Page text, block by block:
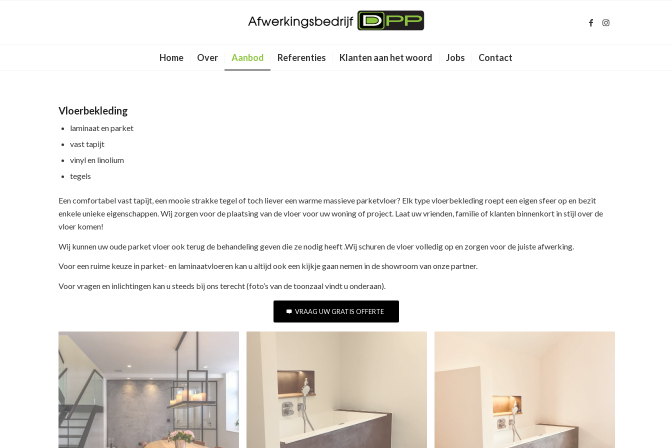
Home Over Aanbod Referenties Klanten aan het woord Jobs Contact
Vloerbekleding
laminaat en parket
vast tapijt
vinyl en linolium
tegels
Een comfortabel vast tapijt, een mooie strakke tegel of toch liever een warme massieve parketvloer? Elk type vloerbekleding roept een eigen sfeer op en bezit
enkele unieke eigenschappen. Wij zorgen voor de plaatsing van de vloer voor uw woning of project. Laat uw vrienden, familie of klanten binnenkort in stijl over de
vloer komen!
Wij kunnen uw oude parket vloer ook terug de behandeling geven die ze nodig heeft .Wij schuren de vloer volledig op en zorgen voor de juiste afwerking.
Voor een ruime keuze in parket- en laminaatvloeren kan u altijd ook een kijkje gaan nemen in de showroom van onze partner.
Voor vragen en inlichtingen kan u steeds bij ons terecht (foto’s van de toonzaal vindt u onderaan).
VRAAG UW GRATIS OFFERTE